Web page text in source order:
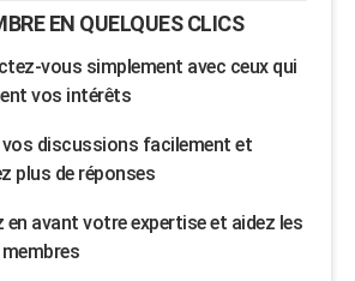
EN QUELQUES CLICS
vous simplement avec ceux qui
vos intérêts
vos discussions facilement et
plus de réponses
en avant votre expertise et aidez les